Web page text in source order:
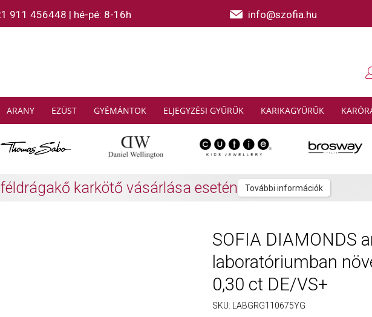
911 456448 | hé-pé: 8-16h info@szofia.hu
ARANY EZÜST GYÉMÁNTOK ELJEGYZÉSI GYŰRŰK KARIKAGYŰRŰK
SABO: Gyűjtsön és spóroljon További információk
SOFIA DIAMONDS
laboratóriumban
0,30 ct DE/VS+
SKU: LABGRG110675YG